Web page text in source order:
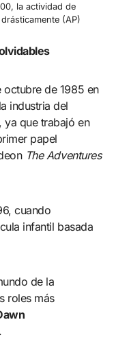
la actividad de
(AP)
octubre de 1985 en
industria del
ya que trabajó en
papel
The Adventures
cuando
infantil basada
de la
roles más